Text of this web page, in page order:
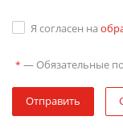
Я согласен на
* — Обязательные
Отправить